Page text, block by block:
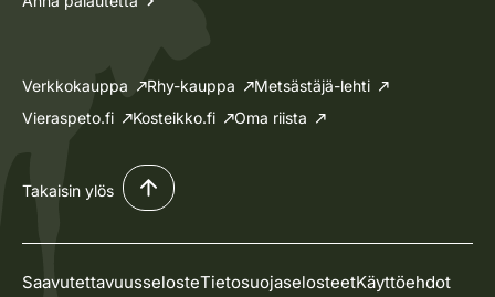
Verkkokauppa Rhy-kauppa
Metsästäjä-lehti
Vieraspeto.fi
Kosteikko.fi Oma riista
Takaisin ylös
SaavutettavuusselosteTietosuojaselosteetKäyttöehdot